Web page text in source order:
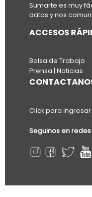
Sumarte es muy
datos y nos
ACCESOS
Bolsa de Trabajo
Prensa | Noticias
Click para
Seguinos en redes